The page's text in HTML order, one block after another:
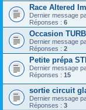
Race Altered
Dernier message
Réponses : 6
Occasion
Dernier message
Réponses : 2
Petite prépa
Dernier message
Réponses : 15
sortie circuit
Dernier message
Réponses : 3